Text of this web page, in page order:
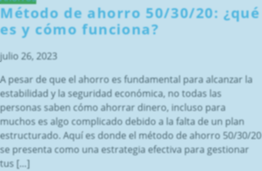
Método de ahorro 50/30/20: ¿qué
es y cómo funciona?
julio 26, 2023
A pesar de que el ahorro es fundamental para alcanzar la
estabilidad y la seguridad económica, no todas las
personas saben cómo ahorrar dinero, incluso para
muchos es algo complicado debido a la falta de un plan
estructurado. Aquí es donde el método de ahorro 50/30/20
se presenta como una estrategia efectiva para gestionar
tus […]